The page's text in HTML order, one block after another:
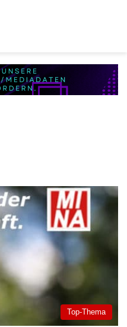
Top-Thema